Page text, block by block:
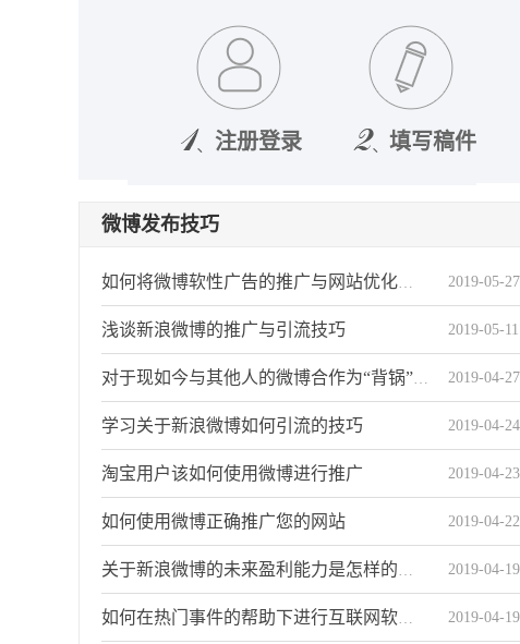
注册登录 填写稿件
微博发布技巧
如何将微博软性广告的推广与网站优化关系 2019-05-27
浅谈新浪微博的推广与引流技巧 2019-05-11
对于现如今与其他人的微博合作为“背锅”状态 2019-04-27
学习关于新浪微博如何引流的技巧 2019-04-24
淘宝用户该如何使用微博进行推广 2019-04-23
如何使用微博正确推广您的网站 2019-04-22
关于新浪微博的未来盈利能力是怎样的趋势 2019-04-19
如何在热门事件的帮助下进行互联网软性广告营销 2019-04-19